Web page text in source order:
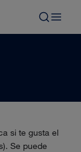
si te gusta el
Se puede